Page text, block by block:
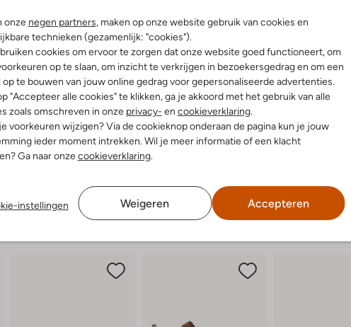
onze negen partners, maken op onze website gebruik van cookies en
technieken (gezamenlijk: "cookies").
cookies om ervoor te zorgen dat onze website goed functioneert, om
op te slaan, om inzicht te verkrijgen in bezoekersgedrag en om een
op te bouwen van jouw online gedrag voor gepersonaliseerde advertenties.
"Accepteer alle cookies" te klikken, ga je akkoord met het gebruik van alle
zoals omschreven in onze privacy- en cookieverklaring.
voorkeuren wijzigen? Via de cookieknop onderaan de pagina kun je jouw
ieder moment intrekken. Wil je meer informatie of een klacht
Ga naar onzecookieverklaring.
instellingen Weigeren Accepteren
2025door hans
soepele stevige schoenen
lekkere wandeling.